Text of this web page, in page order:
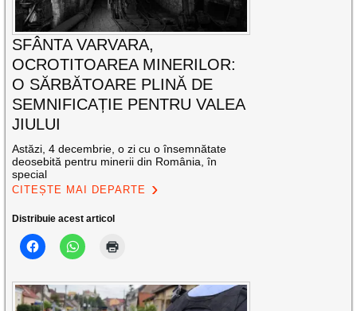
SFÂNTA VARVARA,
OCROTITOAREA MINERILOR:
O SĂRBĂTOARE PLINĂ DE
SEMNIFICAȚIE PENTRU VALEA
JIULUI
Astăzi, 4 decembrie, o zi cu o însemnătate
deosebită pentru minerii din România, în
special
CITEȘTE MAI DEPARTE
Distribuie acest articol